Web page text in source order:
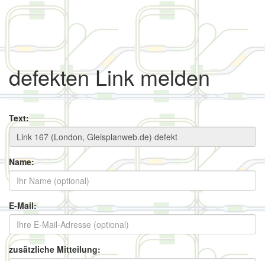
defekten Link melden
Text:
Name:
E-Mail:
zusätzliche Mitteilung: